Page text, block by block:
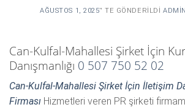
AĞUSTOS 1, 2025’' TE GÖNDERILDI ADMIN
Can-Kulfal-Mahallesi Şirket İçin
Danışmanlığı 0 507 750 52 02
Can-Kulfal-Mahallesi Şirket İçin İletişim
Firması Hizmetleri veren PR şirketi